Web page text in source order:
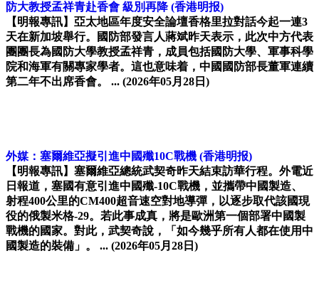
防大教授孟祥青赴香會 級別再降 (香港明报)
【明報專訊】亞太地區年度安全論壇香格里拉對話今起一連3
天在新加坡舉行。國防部發言人蔣斌昨天表示，此次中方代表
團團長為國防大學教授孟祥青，成員包括國防大學、軍事科學
院和海軍有關專家學者。這也意味着，中國國防部長董軍連續
第二年不出席香會。 ... (2026年05月28日)
外媒：塞爾維亞擬引進中國殲10C戰機 (香港明报)
【明報專訊】塞爾維亞總統武契奇昨天結束訪華行程。外電近
日報道，塞國有意引進中國殲-10C戰機，並攜帶中國製造、
射程400公里的CM400超音速空對地導彈，以逐步取代該國現
役的俄製米格-29。若此事成真，將是歐洲第一個部署中國製
戰機的國家。對此，武契奇說，「如今幾乎所有人都在使用中
國製造的裝備」。 ... (2026年05月28日)